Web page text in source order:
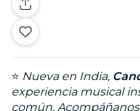
⭐ Nueva en India,
experiencia musical
común.